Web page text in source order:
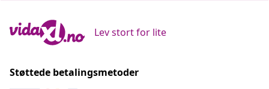
Lev stort for lite
Støttede betalingsmetoder